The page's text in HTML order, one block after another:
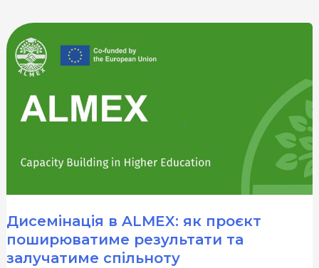
випускників
для
посилення
взаємодії
університетів
спільнотою
Дисемінація в ALMEX: як проєкт
поширюватиме результати та
залучатиме спільноту